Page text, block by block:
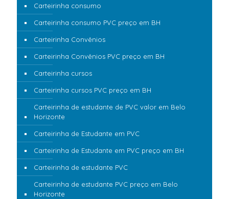
Carteirinha consumo
Carteirinha consumo PVC preço em BH
Carteirinha Convênios
Carteirinha Convênios PVC preço em BH
Carteirinha cursos
Carteirinha cursos PVC preço em BH
Carteirinha de estudante de PVC valor em Belo
Horizonte
Carteirinha de Estudante em PVC
Carteirinha de Estudante em PVC preço em BH
Carteirinha de estudante PVC
Carteirinha de estudante PVC preço em Belo
Horizonte